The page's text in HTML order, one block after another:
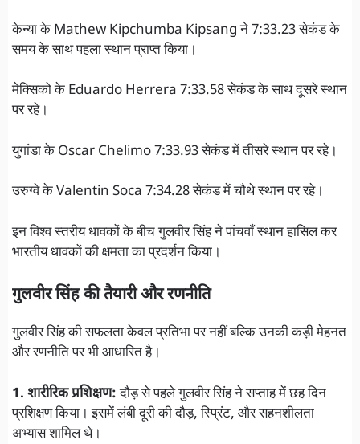
केन्या के Mathew Kipchumba Kipsang ने 7:33.23 सेकंड के
समय के साथ पहला स्थान प्राप्त किया।
मेक्सिको के Eduardo Herrera 7:33.58 सेकंड के साथ दूसरे स्थान
पर रहे।
युगांडा के Oscar Chelimo 7:33.93 सेकंड में तीसरे स्थान पर रहे।
उरुग्वे के Valentin Soca 7:34.28 सेकंड में चौथे स्थान पर रहे।
इन विश्व स्तरीय धावकों के बीच गुलवीर सिंह ने पांचवाँ स्थान हासिल कर
भारतीय धावकों की क्षमता का प्रदर्शन किया।
गुलवीर सिंह की तैयारी और रणनीति
गुलवीर सिंह की सफलता केवल प्रतिभा पर नहीं बल्कि उनकी कड़ी मेहनत
और रणनीति पर भी आधारित है।
1. शारीरिक प्रशिक्षण:दौड़ से पहले गुलवीर सिंह ने सप्ताह में छह दिन
प्रशिक्षण किया। इसमें लंबी दूरी की दौड़, स्प्रिंट, और सहनशीलता
अभ्यास शामिल थे।